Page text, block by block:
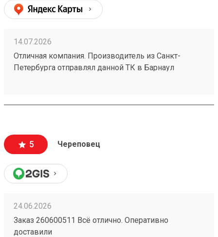
14.07.2026
Отличная компания. Производитель из Санкт-
Петербурга отправлял данной ТК в Барнаул
заказа №260626919. Пришли за неделю до адреса
стоимости. Упаковано надежно - товар обшит
деревянным щитом. Есть приложение и сайт, что
дальше. Жду заказ по доставке радиаторов из
Новосибирска.
5 Череповец
24.06.2026
Заказ 260600511 Всё отлично. Оперативно
доставили